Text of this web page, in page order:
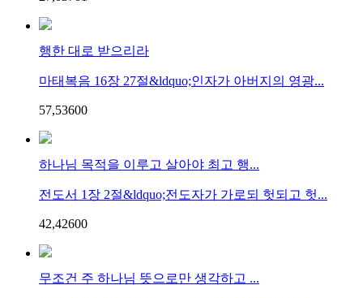
행한 대로 받으리라
마태복음 16장 27절&ldquo;인자가 아버지의 영광...
57,53600
하나님 목적을 이루고 살아야 최고 행...
전도서 1장 2절&ldquo;전도자가 가로되 헛되고 헛...
42,42600
무조건 주 하나님 뜻으로만 생각하고 ...